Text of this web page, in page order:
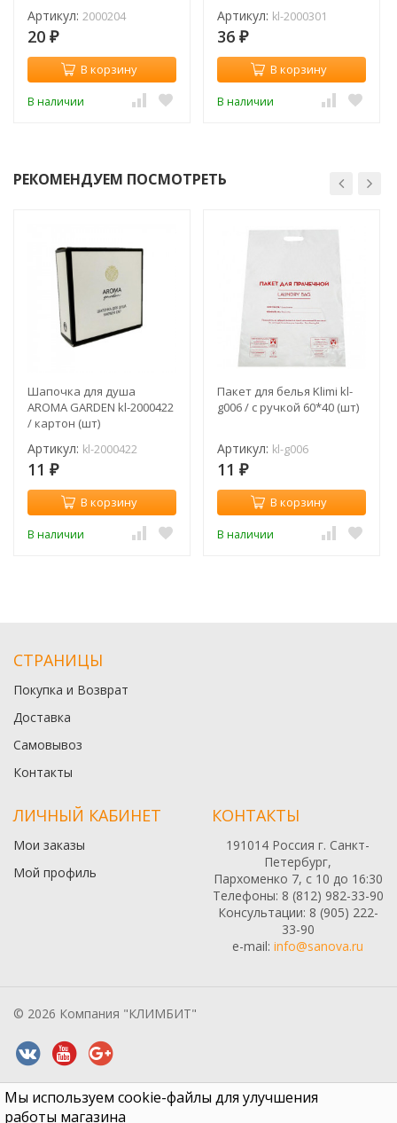
Мы используем cookie-файлы для улучшения
работы магазина
Артикул: 2000204
20 ₽
В корзину
В наличии
Артикул: kl-2000301
36 ₽
В корзину
В наличии
РЕКОМЕНДУЕМ ПОСМОТРЕТЬ
Шапочка для душа
AROMA GARDEN kl-2000422
/ картон (шт)
Артикул: kl-2000422
11 ₽
В корзину
В наличии
Пакет для белья Klimi kl-
g006 / с ручкой 60*40 (шт)
Артикул: kl-g006
11 ₽
В корзину
В наличии
СТРАНИЦЫ
Покупка и Возврат
Доставка
Самовывоз
Контакты
ЛИЧНЫЙ КАБИНЕТ
Мои заказы
Мой профиль
КОНТАКТЫ
191014 Россия г. Санкт-
Петербург,
Пархоменко 7, с 10 до 16:30
Телефоны: 8 (812) 982-33-90
Консультации: 8 (905) 222-
33-90
e-mail: info@sanova.ru
© 2026 Компания "КЛИМБИТ"
Все содержимое данного сайта: товары, услуги, цены на них,
описания продукции, статьи и методические рекомендации носят